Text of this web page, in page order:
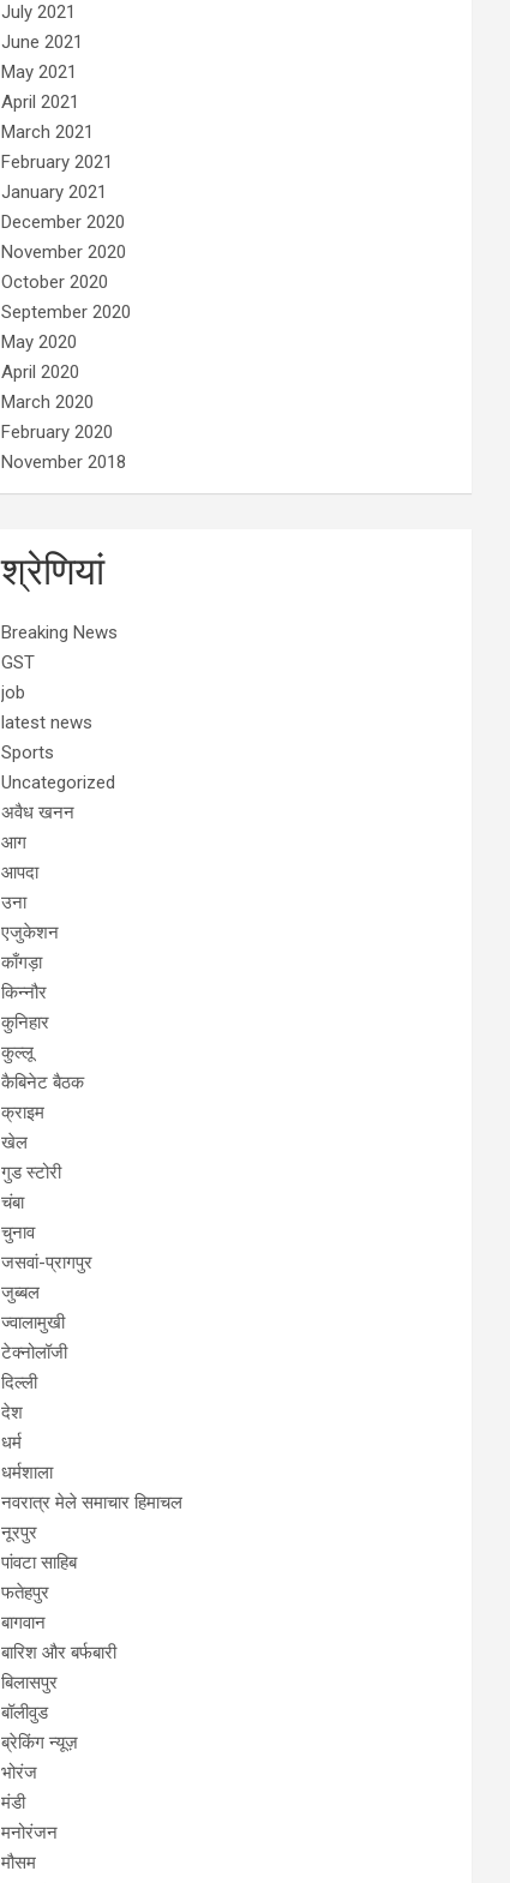
July 2021
June 2021
May 2021
April 2021
March 2021
February 2021
January 2021
December 2020
November 2020
October 2020
September 2020
May 2020
April 2020
March 2020
February 2020
November 2018
श्रेणियां
Breaking News
GST
job
latest news
Sports
Uncategorized
अवैध खनन
आग
आपदा
उना
एजुकेशन
काँगड़ा
किन्नौर
कुनिहार
कुल्लू
कैबिनेट बैठक
क्राइम
खेल
गुड स्टोरी
चंबा
चुनाव
जसवां-प्रागपुर
जुब्बल
ज्वालामुखी
टेक्नोलॉजी
दिल्ली
देश
धर्म
धर्मशाला
नवरात्र मेले समाचार हिमाचल
नूरपुर
पांवटा साहिब
फतेहपुर
बागवान
बारिश और बर्फबारी
बिलासपुर
बॉलीवुड
ब्रेकिंग न्यूज़
भोरंज
मंडी
मनोरंजन
मौसम